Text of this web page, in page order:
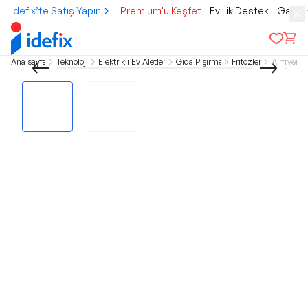
idefix’te Satış Yapın Premium'u Keşfet Evlilik Destek
Ana sayfa Teknoloji Elektrikli Ev Aletleri Gıda Pişirme Fritözler Airfryer